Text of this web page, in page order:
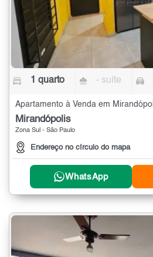
1 quarto - suíte
Apartamento à Venda em
Mirandópolis
Zona Sul - São Paulo
Endereço no círculo do mapa
WhatsApp